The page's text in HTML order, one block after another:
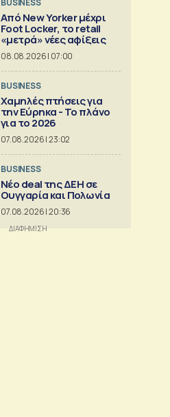
BUSINESS
Από New Yorker μέχρι
Foot Locker, το retail
«μετρά» νέες αφίξεις
08.08.2026 | 07:00
BUSINESS
Χαμηλές πτήσεις για
την Εύρηκα - Το πλάνο
για το 2026
07.08.2026 | 23:02
BUSINESS
Νέο deal της ΔΕΗ σε
Ουγγαρία και Πολωνία
07.08.2026 | 20:36